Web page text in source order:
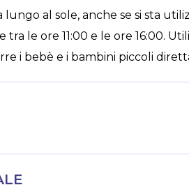
al sole, anche se si sta
tra le ore 11:00 e le ore 16:00.
i bebè e i bambini piccoli